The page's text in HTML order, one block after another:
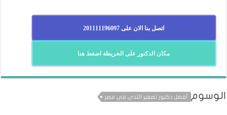
اتصل بنا الان على 201111196097
مكان الدكتور على الخريطة اضغط هنا
الوسوم أفضل دكتور تصغير الثدي في مصر